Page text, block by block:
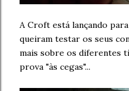
A Croft está lançando
queiram testar os seus
mais sobre os diferentes
prova "às cegas"...